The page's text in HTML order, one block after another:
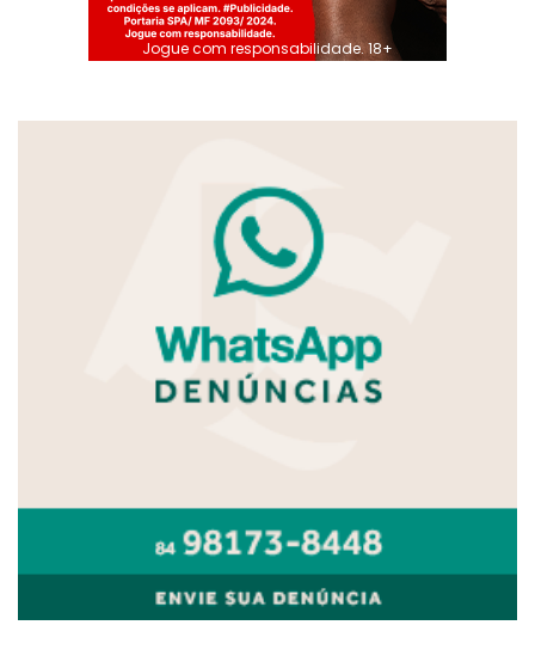
Jogue com responsabilidade. 18+